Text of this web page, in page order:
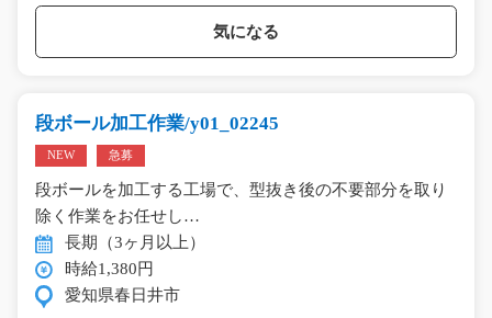
気になる
段ボール加工作業/y01_02245
NEW 急募
段ボールを加工する工場で、型抜き後の不要部分を取り
除く作業をお任せし…
長期（3ヶ月以上）
時給1,380円
愛知県春日井市